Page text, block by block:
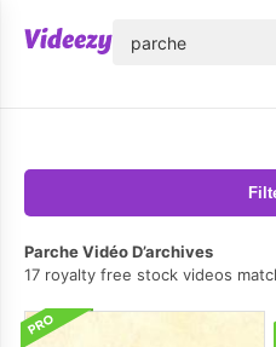
Parche Vidéo D’archives
17 royalty free stock videos